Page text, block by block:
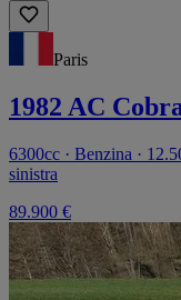
Paris
1982 AC
6300cc · Benzina ·
sinistra
89.900 €